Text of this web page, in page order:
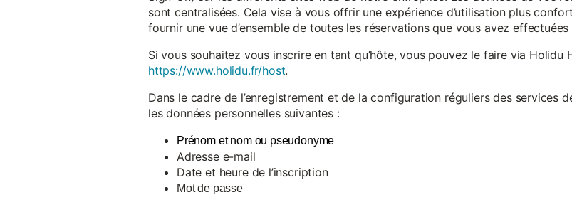
sont centralisées. Cela vise à vous offrir une expérience d’utilisation plus
fournir une vue d’ensemble de toutes les réservations que vous avez effectuées
Si vous souhaitez vous inscrire en tant qu’hôte, vous pouvez le faire via Holidu
https://www.holidu.fr/host.
Dans le cadre de l’enregistrement et de la configuration réguliers des services
les données personnelles suivantes :
Prénom et nom ou pseudonyme
Adresse e-mail
Date et heure de l’inscription
Mot de passe